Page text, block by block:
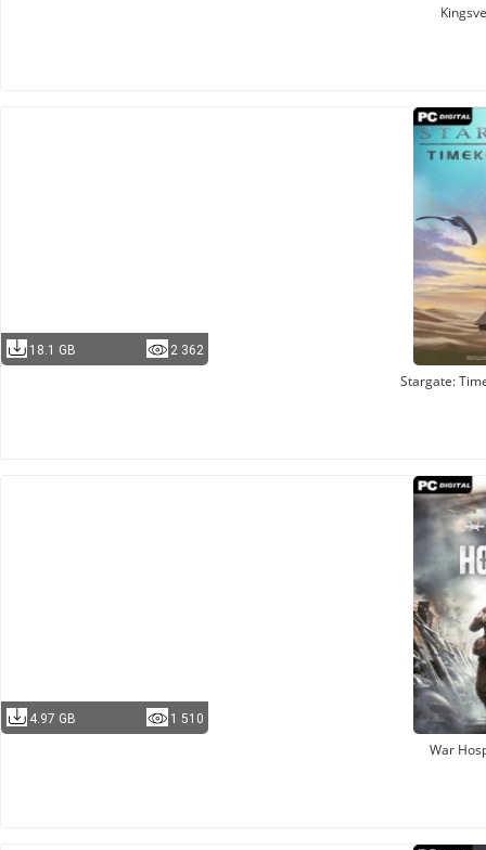
18.1 GB 2 362
Stargate:
4.97 GB 1 510
War